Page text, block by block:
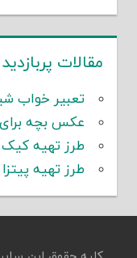
مقالات پربازدید
تعبیر خواب
عکس بچه برای
طرز تهیه کیک
طرز تهیه